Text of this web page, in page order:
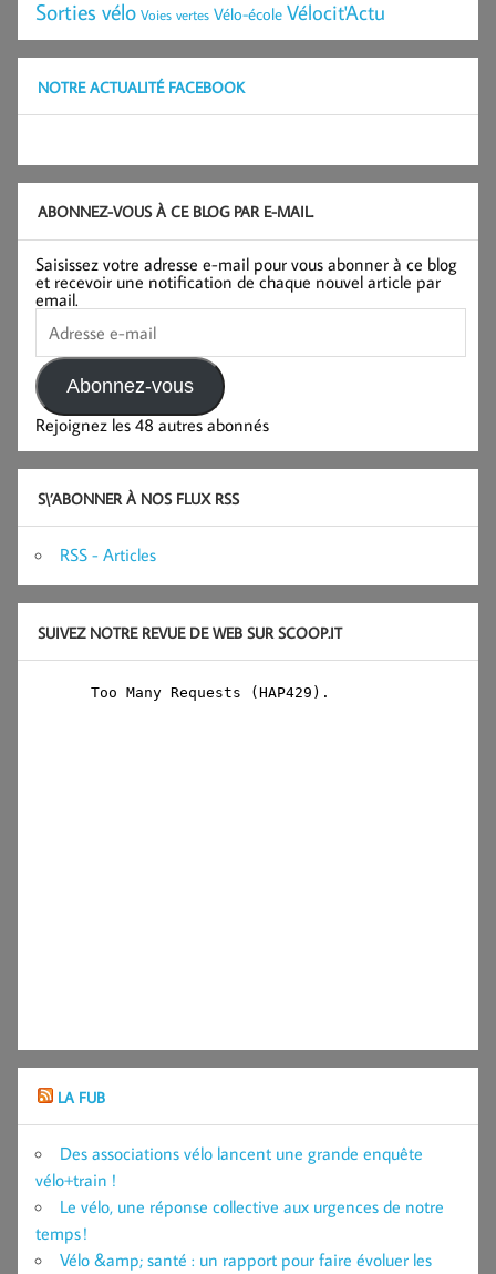
Sorties vélo Voies vertes Vélo-école Vélocit'Actu
NOTRE ACTUALITÉ FACEBOOK
ABONNEZ-VOUS À CE BLOG PAR E-MAIL.
Saisissez votre adresse e-mail pour vous abonner à ce blog
et recevoir une notification de chaque nouvel article par
email.
Adresse
e-
mail
Abonnez-vous
Rejoignez les 48 autres abonnés
S\’ABONNER À NOS FLUX RSS
RSS - Articles
SUIVEZ NOTRE REVUE DE WEB SUR SCOOP.IT
LA FUB
Des associations vélo lancent une grande enquête
vélo+train !
Le vélo, une réponse collective aux urgences de notre
temps !
Vélo &amp; santé : un rapport pour faire évoluer les